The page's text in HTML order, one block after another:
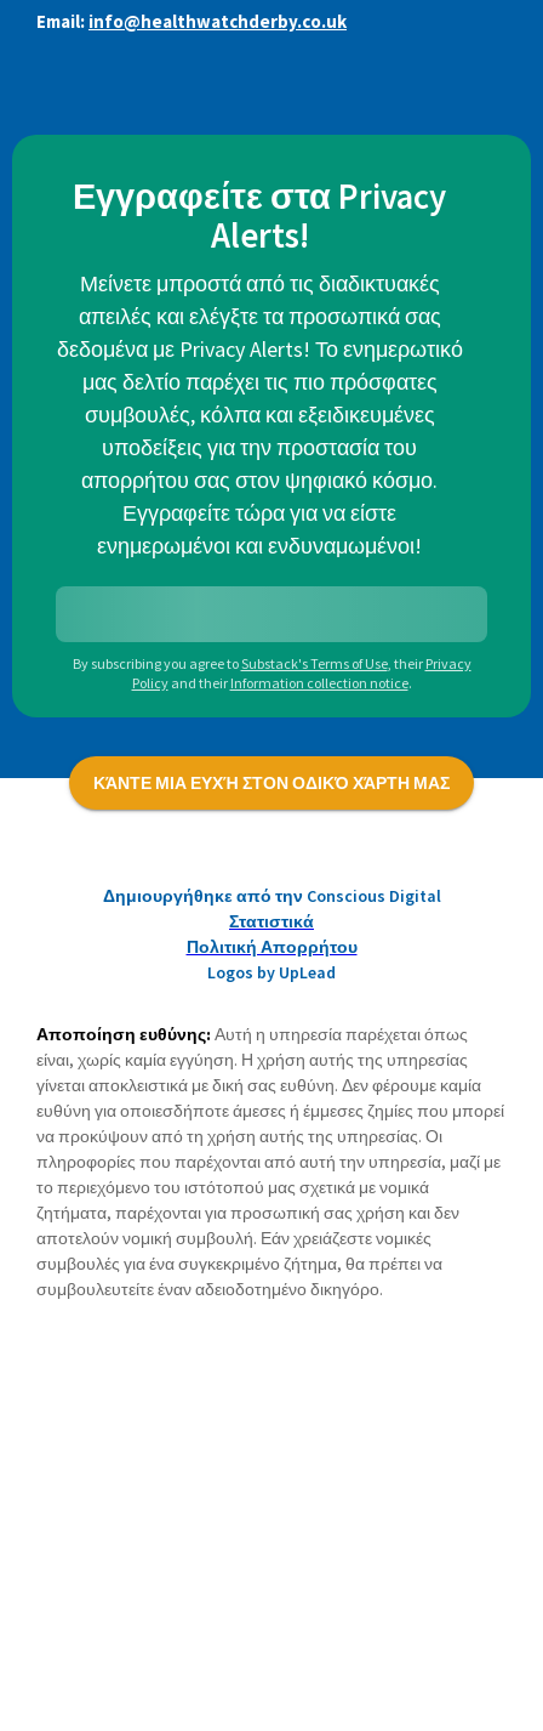
Email: info@healthwatchderby.co.uk
Εγγραφείτε στα Privacy
Alerts!
Μείνετε μπροστά από τις διαδικτυακές
απειλές και ελέγξτε τα προσωπικά σας
δεδομένα με Privacy Alerts! Το ενημερωτικό
μας δελτίο παρέχει τις πιο πρόσφατες
συμβουλές, κόλπα και εξειδικευμένες
υποδείξεις για την προστασία του
απορρήτου σας στον ψηφιακό κόσμο.
Εγγραφείτε τώρα για να είστε
ενημερωμένοι και ενδυναμωμένοι!
By subscribing you agree toSubstack's Terms of Use, their Privacy
Policy and their Information collection notice.
ΚΆΝΤΕ ΜΙΑ ΕΥΧΉ ΣΤΟΝ ΟΔΙΚΌ ΧΆΡΤΗ ΜΑΣ
Δημιουργήθηκε από την Conscious Digital
Στατιστικά
Πολιτική Απορρήτου
Logos by UpLead
Αποποίηση ευθύνης: Αυτή η υπηρεσία παρέχεται όπως
είναι, χωρίς καμία εγγύηση. Η χρήση αυτής της υπηρεσίας
γίνεται αποκλειστικά με δική σας ευθύνη. Δεν φέρουμε καμία
ευθύνη για οποιεσδήποτε άμεσες ή έμμεσες ζημίες που μπορεί
να προκύψουν από τη χρήση αυτής της υπηρεσίας. Οι
πληροφορίες που παρέχονται από αυτή την υπηρεσία, μαζί με
το περιεχόμενο του ιστότοπού μας σχετικά με νομικά
ζητήματα, παρέχονται για προσωπική σας χρήση και δεν
αποτελούν νομική συμβουλή. Εάν χρειάζεστε νομικές
συμβουλές για ένα συγκεκριμένο ζήτημα, θα πρέπει να
συμβουλευτείτε έναν αδειοδοτημένο δικηγόρο.